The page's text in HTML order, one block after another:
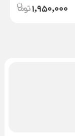
1,950,000